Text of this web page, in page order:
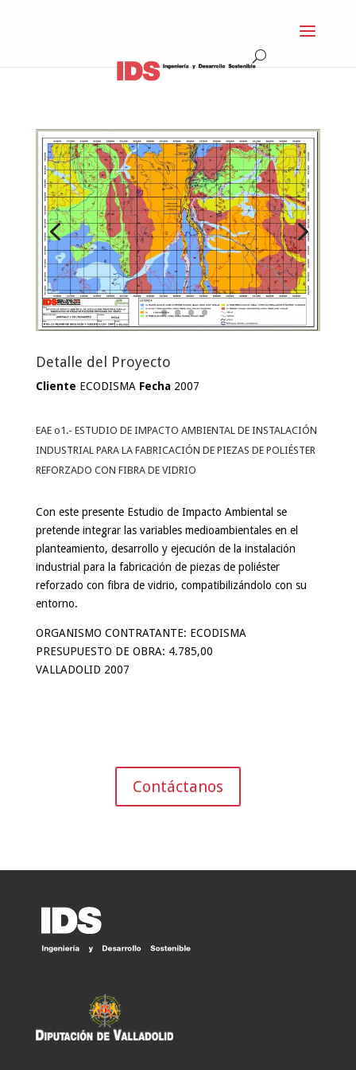
Detalle del Proyecto
Cliente ECODISMA Fecha 2007
EAE o1.- ESTUDIO DE IMPACTO AMBIENTAL DE INSTALACIÓN
INDUSTRIAL PARA LA FABRICACIÓN DE PIEZAS DE POLIÉSTER
REFORZADO CON FIBRA DE VIDRIO
Con este presente Estudio de Impacto Ambiental se
pretende integrar las variables medioambientales en el
planteamiento, desarrollo y ejecución de la instalación
industrial para la fabricación de piezas de poliéster
reforzado con fibra de vidrio, compatibilizándolo con su
entorno.
ORGANISMO CONTRATANTE: ECODISMA
PRESUPUESTO DE OBRA: 4.785,00
VALLADOLID 2007
Contáctanos